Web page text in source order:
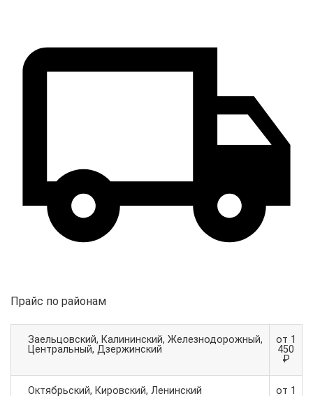
Прайс по районам
Заельцовский, Калининский, Железнодорожный,
Центральный, Дзержинский
от 1
450
₽
Октябрьский, Кировский, Ленинский
от 1